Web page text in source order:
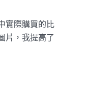
實際購買的比
片，我提高了